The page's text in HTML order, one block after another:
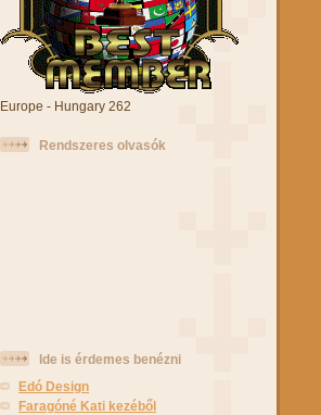
Europe - Hungary 262
Rendszeres olvasók
Ide is érdemes benézni
Edó Design
Faragóné Kati kezéből